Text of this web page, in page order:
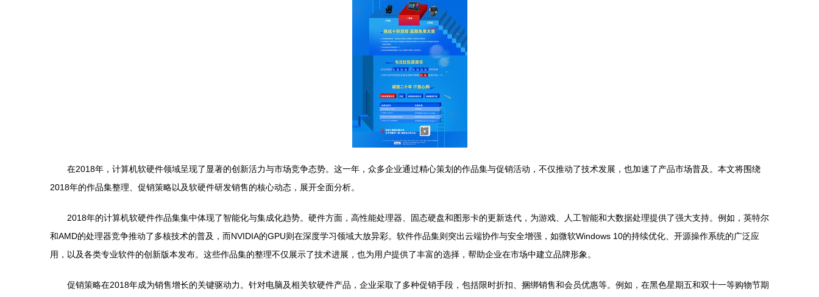
在2018年，计算机软硬件领域呈现了显著的创新活力与市场竞争态势。这一年，众多企业通过精心策划的作品集与促销活动，不仅推动了技术发展，也加速了产品市场普及。本文将围绕
2018年的作品集整理、促销策略以及软硬件研发销售的核心动态，展开全面分析。
2018年的计算机软硬件作品集集中体现了智能化与集成化趋势。硬件方面，高性能处理器、固态硬盘和图形卡的更新迭代，为游戏、人工智能和大数据处理提供了强大支持。例如，英特尔
和AMD的处理器竞争推动了多核技术的普及，而NVIDIA的GPU则在深度学习领域大放异彩。软件作品集则突出云端协作与安全增强，如微软Windows 10的持续优化、开源操作系统的广泛应
用，以及各类专业软件的创新版本发布。这些作品集的整理不仅展示了技术进展，也为用户提供了丰富的选择，帮助企业在市场中建立品牌形象。
促销策略在2018年成为销售增长的关键驱动力。针对电脑及相关软硬件产品，企业采取了多种促销手段，包括限时折扣、捆绑销售和会员优惠等。例如，在黑色星期五和双十一等购物节期